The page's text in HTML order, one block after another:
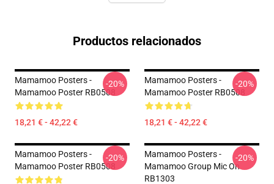
Productos relacionados
Mamamoo Posters -
Mamamoo Poster RB0508
18,21 € - 42,22 €
-20%
Mamamoo Posters -
Mamamoo Poster RB0508
18,21 € - 42,22 €
-20%
Mamamoo Posters -
Mamamoo Poster RB0508
-20%
Mamamoo Posters -
Mamamoo Group Mic On
RB1303
-20%